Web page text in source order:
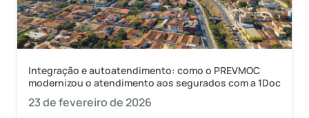
Integração e autoatendimento: como o PREVMOC
modernizou o atendimento aos segurados com a 1Doc
23 de fevereiro de 2026